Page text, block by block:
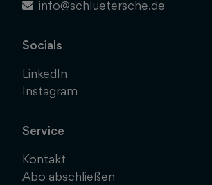
info@schluetersche.de
Socials
LinkedIn
Instagram
Service
Kontakt
Abo abschließen